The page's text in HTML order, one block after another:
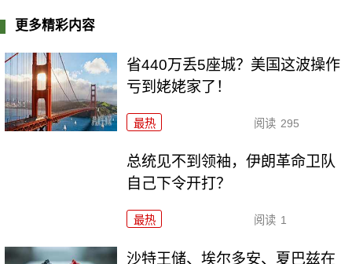
更多精彩内容
省440万丢5座城？美国这波操作
亏到姥姥家了！
最热 阅读 295
总统见不到领袖，伊朗革命卫队
自己下令开打？
最热 阅读 1
沙特王储、埃尔多安、夏巴兹在